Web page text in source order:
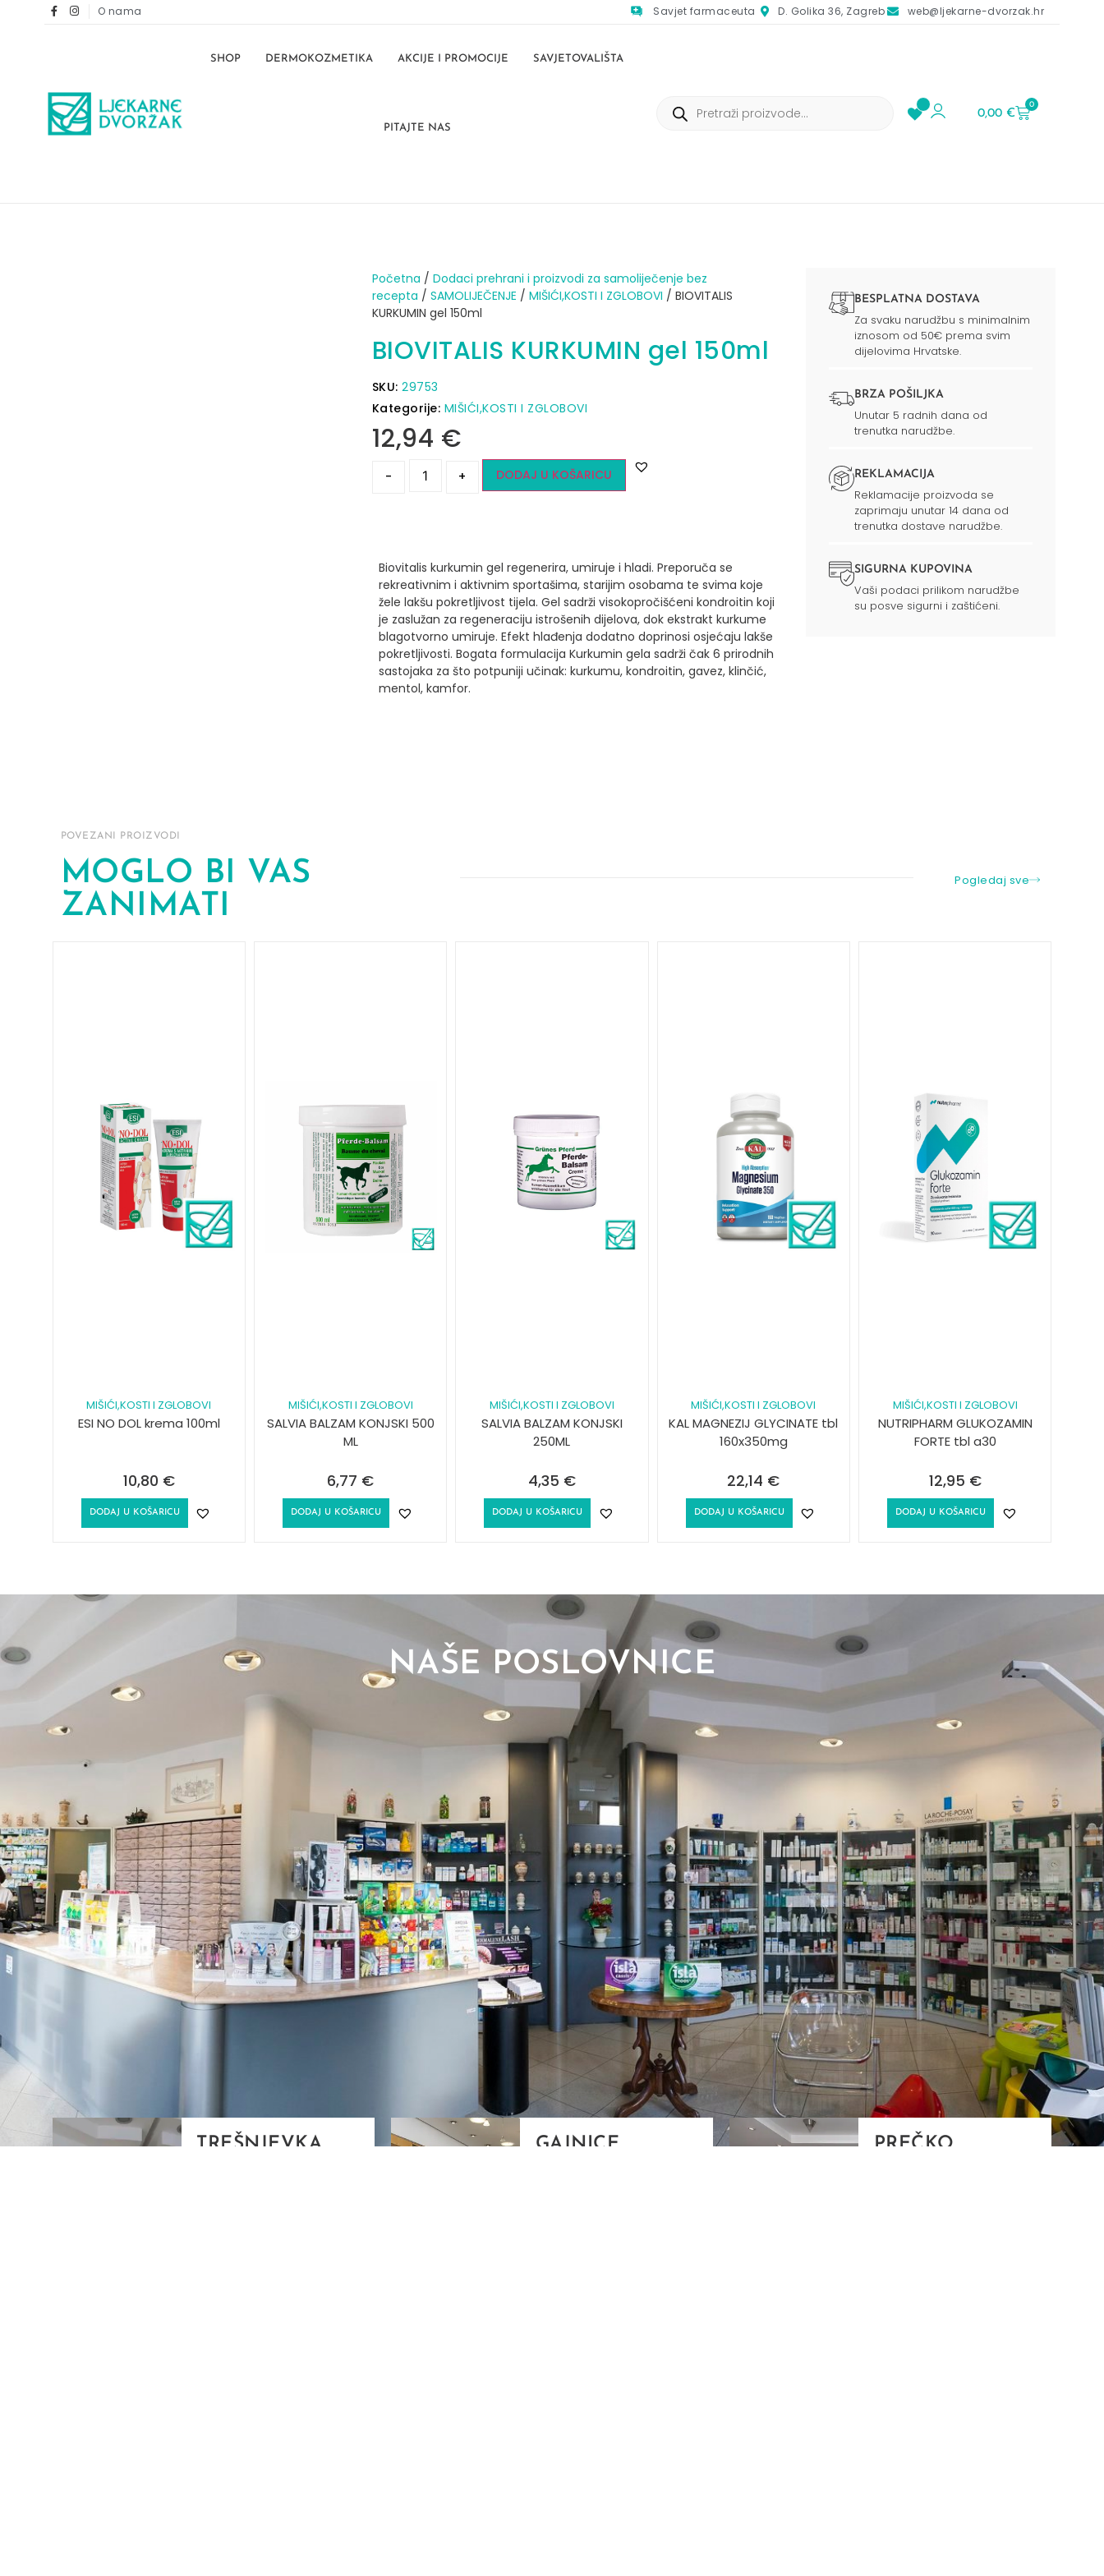
O nama Savjet farmaceuta D. Golika 36, Zagreb web@ljekarne-dvorzak.hr
SHOP DERMOKOZMETIKA AKCIJE I PROMOCIJE SAVJETOVALIŠTA
PITAJTE NAS
0,00€
0
Početna / Dodaci prehrani i proizvodi za samoliječenje bez
recepta / SAMOLIJEČENJE / MIŠIĆI,KOSTI I ZGLOBOVI / BIOVITALIS
KURKUMIN gel 150ml
BIOVITALIS KURKUMIN gel 150ml
SKU: 29753
Kategorije: MIŠIĆI,KOSTI I ZGLOBOVI
12,94 €
- + DODAJ U KOŠARICU
Biovitalis kurkumin gel regenerira, umiruje i hladi. Preporuča se
rekreativnim i aktivnim sportašima, starijim osobama te svima koje
žele lakšu pokretljivost tijela. Gel sadrži visokopročišćeni kondroitin koji
je zaslužan za regeneraciju istrošenih dijelova, dok ekstrakt kurkume
blagotvorno umiruje. Efekt hlađenja dodatno doprinosi osjećaju lakše
pokretljivosti. Bogata formulacija Kurkumin gela sadrži čak 6 prirodnih
sastojaka za što potpuniji učinak: kurkumu, kondroitin, gavez, klinčić,
mentol, kamfor.
BESPLATNA DOSTAVA
Za svaku narudžbu s minimalnim
iznosom od 50€ prema svim
dijelovima Hrvatske.
BRZA POŠILJKA
Unutar 5 radnih dana od
trenutka narudžbe.
REKLAMACIJA
Reklamacije proizvoda se
zaprimaju unutar 14 dana od
trenutka dostave narudžbe.
SIGURNA KUPOVINA
Vaši podaci prilikom narudžbe
su posve sigurni i zaštićeni.
POVEZANI PROIZVODI
MOGLO BI VAS
ZANIMATI
Pogledaj sve
MIŠIĆI,KOSTI I ZGLOBOVI
ESI NO DOL krema 100ml
10,80 €
DODAJ U KOŠARICU
MIŠIĆI,KOSTI I ZGLOBOVI
SALVIA BALZAM KONJSKI 500
ML
6,77 €
DODAJ U KOŠARICU
MIŠIĆI,KOSTI I ZGLOBOVI
SALVIA BALZAM KONJSKI
250ML
4,35 €
DODAJ U KOŠARICU
MIŠIĆI,KOSTI I ZGLOBOVI
KAL MAGNEZIJ GLYCINATE tbl
160x350mg
22,14 €
DODAJ U KOŠARICU
MIŠIĆI,KOSTI I ZGLOBOVI
NUTRIPHARM GLUKOZAMIN
FORTE tbl a30
12,95 €
DODAJ U KOŠARICU
NAŠE POSLOVNICE
TREŠNJEVKA GAJNICE PREČKO